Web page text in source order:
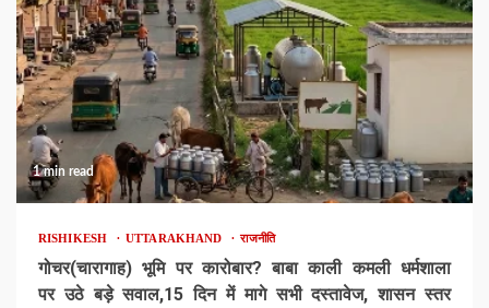
1 min read
RISHIKESH UTTARAKHAND राजनीति
गोचर(चारागाह) भूमि पर कारोबार? बाबा काली कमली धर्मशाला
पर उठे बड़े सवाल,15 दिन में मागे सभी दस्तावेज, शासन स्तर